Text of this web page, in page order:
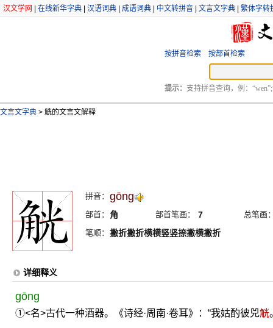
汉文学网 在线新华字典 汉语词典 成语词典 中文转拼音 文言文字典 繁体字转
按拼音检索 按部首检索
提示： 支持拼音查询，例：
文言文字典 > 觥的文言文解释
拼音： gōng
部首： 角 部首笔画： 7
总笔画
笔顺： 撇折撇折横横竖竖捺撇横撇折
详细释义
gōng
①<名>古代一种酒器。《诗经·周南·卷耳》：“我姑酌彼兕觥